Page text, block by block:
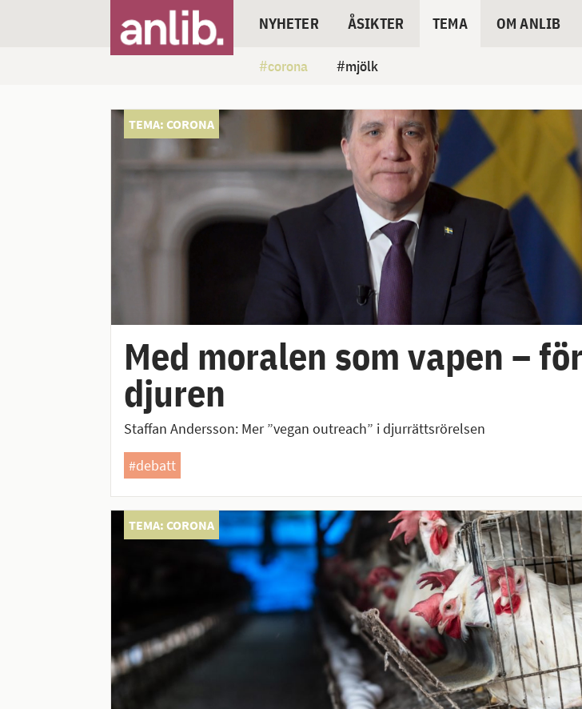
NYHETER ÅSIKTER TEMA OM ANLIB
corona mjölk
TEMA: CORONA
Med moralen som vapen – för
djuren
Staffan Andersson: Mer ”vegan outreach” i djurrättsrörelsen
#debatt
TEMA: CORONA